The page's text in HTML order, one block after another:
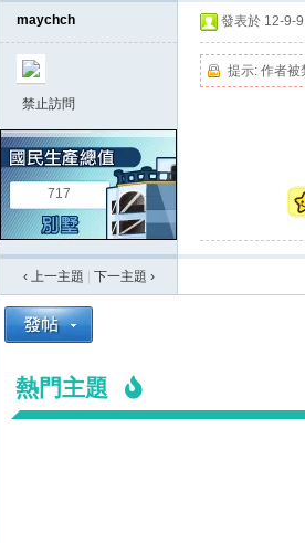
王國
maychch
禁止訪問
717
發表於 12-9-
提示: 作者被
‹ 上一主題 下一主題 ›
熱門主題